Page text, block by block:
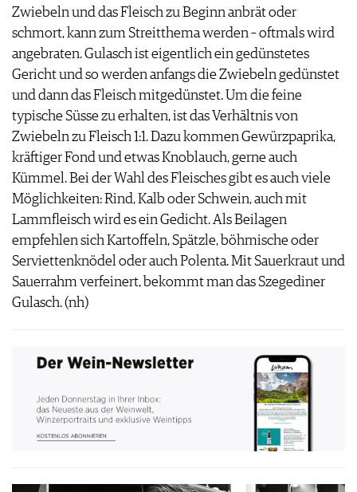
WERBUNG
AGB & DATENSCHUTZ
Zwiebeln und das Fleisch zu Beginn anbrät oder
schmort, kann zum Streitthema werden – oftmals wird
angebraten. Gulasch ist eigentlich ein gedünstetes
Gericht und so werden anfangs die Zwiebeln gedünstet
und dann das Fleisch mitgedünstet. Um die feine
typische Süsse zu erhalten, ist das Verhältnis von
Zwiebeln zu Fleisch 1:1. Dazu kommen Gewürzpaprika,
kräftiger Fond und etwas Knoblauch, gerne auch
Kümmel. Bei der Wahl des Fleisches gibt es auch viele
Möglichkeiten: Rind, Kalb oder Schwein, auch mit
Lammfleisch wird es ein Gedicht. Als Beilagen
empfehlen sich Kartoffeln, Spätzle, böhmische oder
Serviettenknödel oder auch Polenta. Mit Sauerkraut und
Sauerrahm verfeinert, bekommt man das Szegediner
Gulasch. (nh)